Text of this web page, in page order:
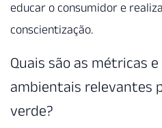
educar o consumidor e
conscientização.
Quais são as métricas
ambientais relevantes
verde?